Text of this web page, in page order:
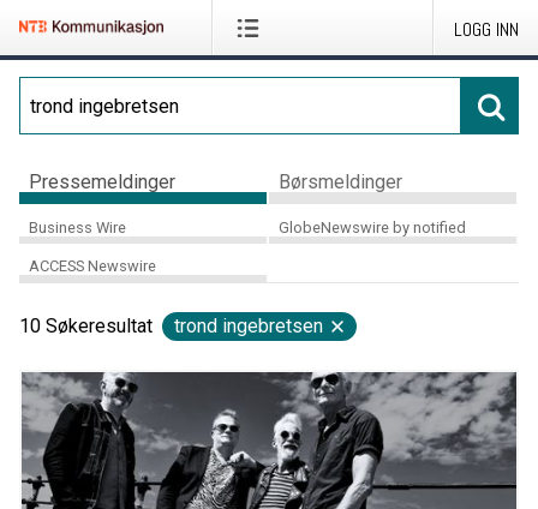
LOGG INN
Pressemeldinger Børsmeldinger
Business Wire GlobeNewswire by notified
ACCESS Newswire
10 Søkeresultat trond ingebretsen